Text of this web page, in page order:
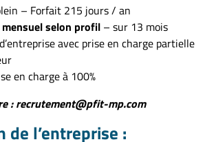
– Forfait 215 jours / an
selon profil – sur 13 mois
avec prise en charge partielle
en charge à 100%
: recrutement@pfit-mp.com
de l’entreprise :